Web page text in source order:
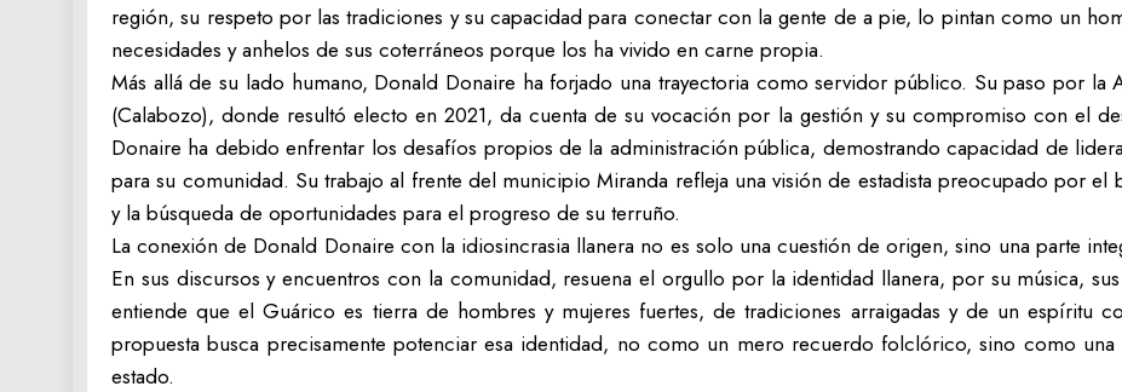
región, su respeto por las tradiciones y su capacidad para conectar con la gente de a pie, lo pintan como un
necesidades y anhelos de sus coterráneos porque los ha vivido en carne propia.
Más allá de su lado humano, Donald Donaire ha forjado una trayectoria como servidor público. Su paso por
(Calabozo), donde resultó electo en 2021, da cuenta de su vocación por la gestión y su compromiso con el
Donaire ha debido enfrentar los desafíos propios de la administración pública, demostrando capacidad de
para su comunidad. Su trabajo al frente del municipio Miranda refleja una visión de estadista preocupado por el
y la búsqueda de oportunidades para el progreso de su terruño.
La conexión de Donald Donaire con la idiosincrasia llanera no es solo una cuestión de origen, sino una parte
En sus discursos y encuentros con la comunidad, resuena el orgullo por la identidad llanera, por su música,
entiende que el Guárico es tierra de hombres y mujeres fuertes, de tradiciones arraigadas y de un espíritu
propuesta busca precisamente potenciar esa identidad, no como un mero recuerdo folclórico, sino como
estado.